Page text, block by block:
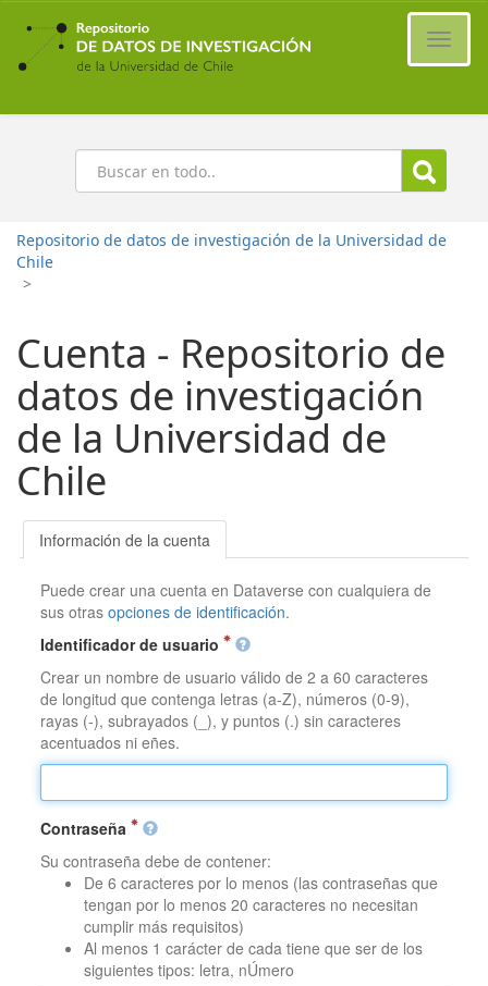
Ir
contenido
principal
Buscar
Repositorio de datos de investigación de la Universidad de
Chile
>
Cuenta - Repositorio de
datos de investigación
de la Universidad de
Chile
Información de la cuenta
Puede crear una cuenta en Dataverse con cualquiera de
sus otrasopciones de identificación.
Identificador de usuario
Crear un nombre de usuario válido de 2 a 60 caracteres
de longitud que contenga letras (a-Z), números (0-9),
rayas (-), subrayados (_), y puntos (.) sin caracteres
acentuados ni eñes.
Contraseña
Su contraseña debe de contener:
De 6 caracteres por lo menos (las contraseñas que
tengan por lo menos 20 caracteres no necesitan
cumplir más requisitos)
Al menos 1 carácter de cada tiene que ser de los
siguientes tipos: letra, nÚmero